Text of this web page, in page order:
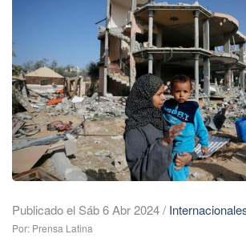
Publicado el Sáb 6 Abr 2024/
Por: Prensa Latina